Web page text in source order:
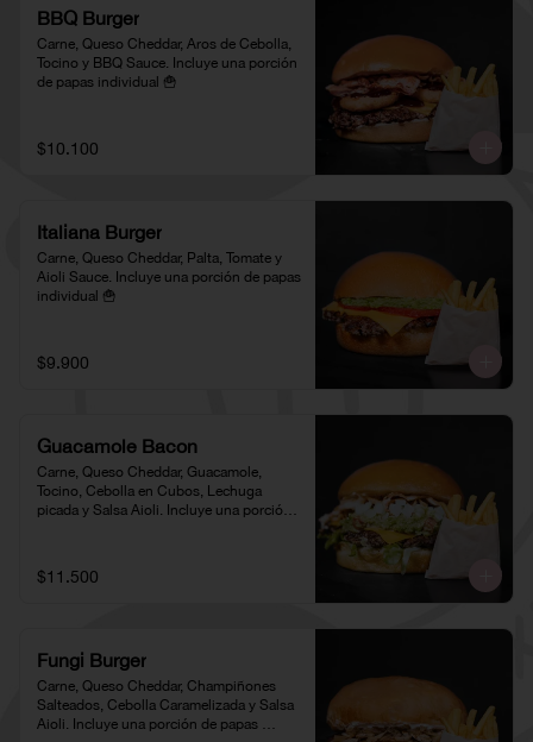
BBQ Burger
Carne, Queso Cheddar, Aros de Cebolla,
Tocino y BBQ Sauce. Incluye una porción
de papas individual 🍟
$10.100
Italiana Burger
Carne, Queso Cheddar, Palta, Tomate y
Aioli Sauce. Incluye una porción de papas
individual 🍟
$9.900
Guacamole Bacon
Carne, Queso Cheddar, Guacamole,
Tocino, Cebolla en Cubos, Lechuga
picada y Salsa Aioli. Incluye una porción
$11.500
Fungi Burger
Carne, Queso Cheddar, Champiñones
Salteados, Cebolla Caramelizada y Salsa
Aioli. Incluye una porción de papas